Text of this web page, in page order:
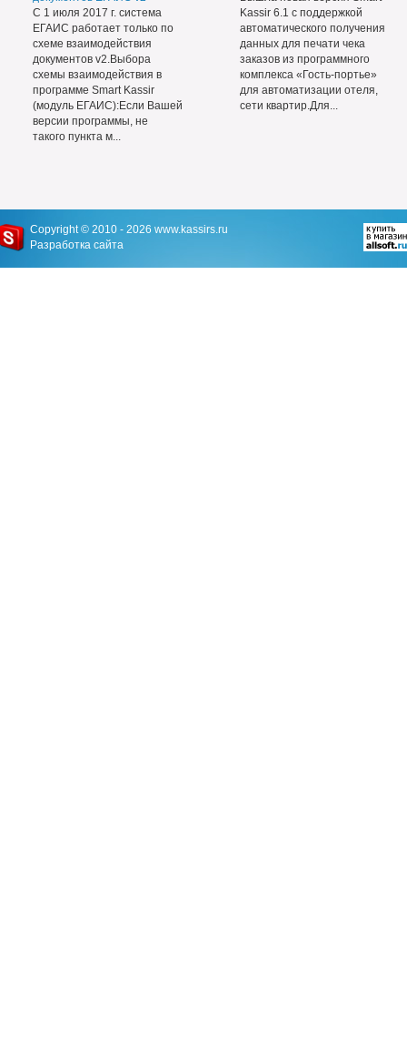
С 1 июля 2017 г. система
ЕГАИС работает только по
схеме взаимодействия
документов v2.Выбора
схемы взаимодействия в
программе Smart Kassir
(модуль ЕГАИС):Если Вашей
версии программы, не
такого пункта м...
Kassir 6.1 с поддержкой
автоматического получения
данных для печати чека
заказов из программного
комплекса «Гость-портье»
для автоматизации отеля,
сети квартир.Для...
Copyright © 2010 - 2026 www.kassirs.ru
Разработка сайта